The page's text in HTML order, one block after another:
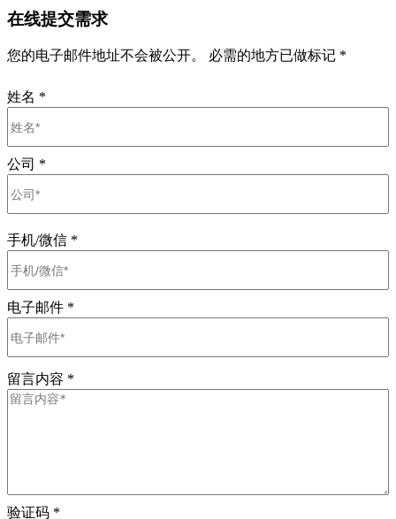
在线提交需求
您的电子邮件地址不会被公开。 必需的地方已做标记 *
姓名 *
公司 *
手机/微信 *
电子邮件 *
留言内容 *
验证码 *